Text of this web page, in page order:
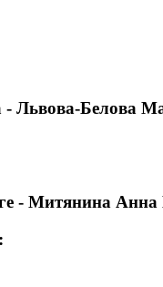
Львова-Белова
- Митянина